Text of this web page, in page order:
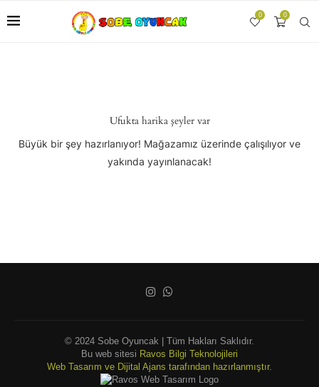
0
0
Ufukta harika şeyler var
Büyük bir şey hazırlanıyor! Mağazamız üzerinde çalışılıyor ve
yakında yayınlanacak!
© 2024 Sobe Oyuncak | Tüm Hakları Saklıdır.
Bu web sitesi Ravos Bilgi Teknolojileri
Web Tasarım ve Dijital Ajans tarafından hazırlanmıştır.